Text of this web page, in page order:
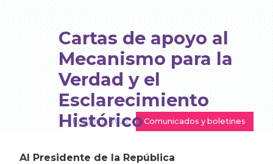
Cartas de apoyo al
Mecanismo para la
Verdad y el
Esclarecimiento
HistóricoComunicados y boletines
16 agosto, 2023
Al Presidente de la República